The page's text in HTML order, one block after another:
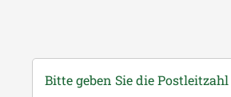
Bitte geben Sie die Postleitzahl